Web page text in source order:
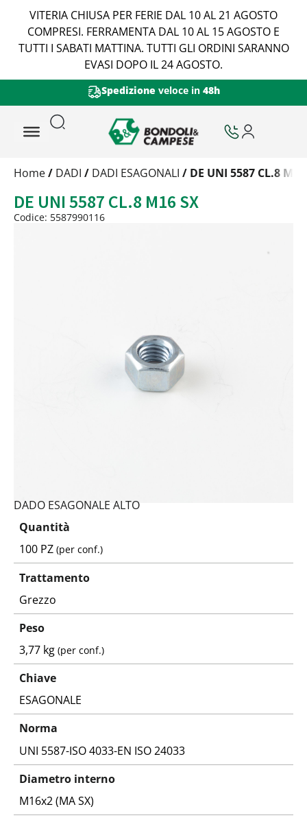
VITERIA CHIUSA PER FERIE DAL 10 AL 21 AGOSTO
COMPRESI. FERRAMENTA DAL 10 AL 15 AGOSTO E
TUTTI I SABATI MATTINA. TUTTI GLI ORDINI SARANNO
EVASI DOPO IL 24 AGOSTO.
Certificazione di Qualità
Trattamento
Peso
Quantità
Home/ DADI / DADI ESAGONALI / DE UNI 5587 CL.8
DE UNI 5587 CL.8 M16 SX
Codice: 5587990116
DADO ESAGONALE ALTO
Quantità
100 PZ(per conf.)
Trattamento
Grezzo
Peso
3,77 kg(per conf.)
Chiave
ESAGONALE
Norma
UNI 5587-ISO 4033-EN ISO 24033
Diametro interno
M16x2 (MA SX)